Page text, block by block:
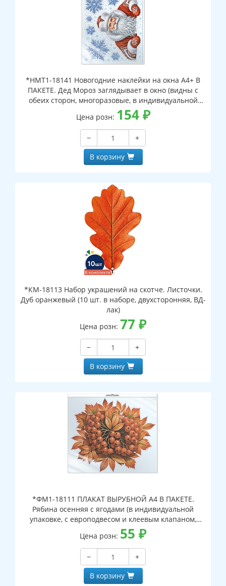
*НМТ1-18141 Новогодние наклейки на окна А4+ В
ПАКЕТЕ. Дед Мороз заглядывает в окно (видны с
обеих сторон, многоразовые, в индивидуальной
упаковке, с европодвесом и клеевым клапаном)
Цена розн: 154₽
−
+
В корзину
*КМ-18113 Набор украшений на скотче. Листочки.
Дуб оранжевый (10 шт. в наборе, двухсторонняя, ВД-
лак)
Цена розн: 77 ₽
−
+
В корзину
*ФМ1-18111 ПЛАКАТ ВЫРУБНОЙ А4 В ПАКЕТЕ.
Рябина осенняя с ягодами (в индивидуальной
упаковке, с европодвесом и клеевым клапаном,
двухсторонний, ВД-лак)
Цена розн: 55 ₽
−
+
В корзину